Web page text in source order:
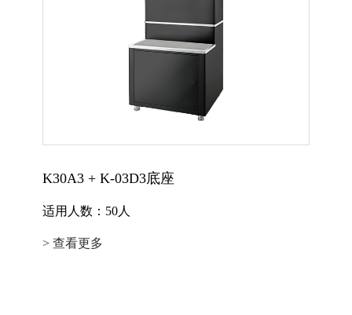
K30A3 + K-03D3底座
适用人数：50人
> 查看更多